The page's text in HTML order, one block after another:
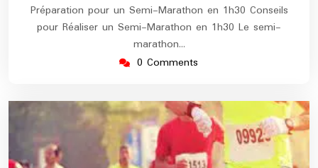
Préparation pour un Semi-Marathon en 1h30 Conseils
pour Réaliser un Semi-Marathon en 1h30 Le semi-
marathon…
0 Comments